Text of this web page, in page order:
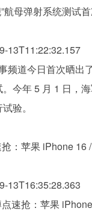
航母弹射系统测试
13T11:22:32.157
频道今日首次晒出
今年 5 月 1 日，
验。
：苹果 iPhone 16
13T16:35:28.363
速抢：苹果